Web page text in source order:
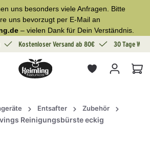
uns besonders viele Anfragen. Bitte
uns bevorzugt per E-Mail an
– vielen Dank für Dein Verständnis.
Kostenloser Versand ab 80€ 30 Tage
Entsafter
Zubehör
Reinigungsbürste eckig